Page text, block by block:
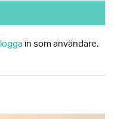
logga in som användare.